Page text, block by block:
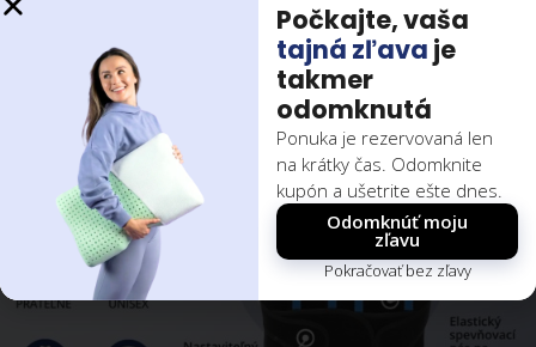
Počkajte, vaša
tajná zľava je
takmer
odomknutá
Ponuka je rezervovaná len
na krátky čas. Odomknite
kupón a ušetrite ešte dnes.
Odomknúť moju
zľavu
Pokračovať bez zľavy